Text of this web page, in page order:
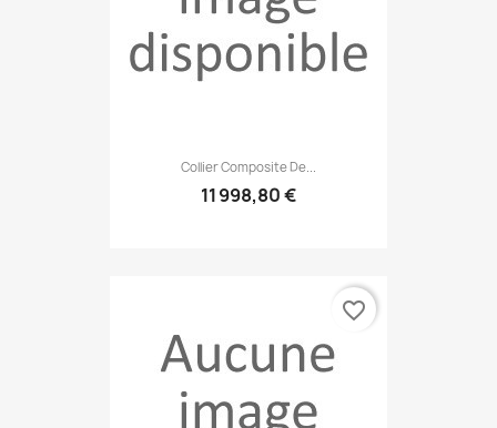
Collier Composite De...
11 998,80 €
favorite_border